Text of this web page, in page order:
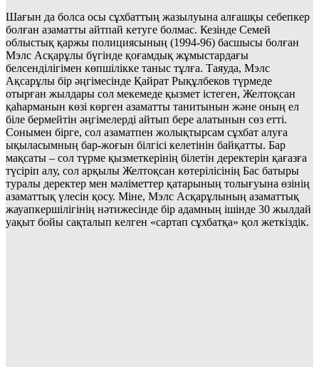
Шағын да болса осы сұхбаттың жазылуына алғашқы себепкер
болған азаматты айтпай кетуге болмас. Кезінде Семей
облыстық қаржы полициясының (1994-96) басшысы болған
Мэлс Асқарұлы бүгінде қоғамдық жұмыстардағы
белсенділігімен көпшілікке таныс тұлға. Таяуда, Мэлс
Ақсарұлы бір әңгімесінде Қайрат Рықұлбеков түрмеде
отырған жылдары сол мекемеде қызмет істеген, Желтоқсан
қаһарманын көзі көрген азаматты танитынын және оның ел
біле бермейтін әңгімелерді айтып бере алатынын сөз етті.
Сонымен бірге, сол азаматпен жолықтырсам сұхбат алуға
ықыласымның бар-жоғын білгісі келетінін байқатты. Бар
мақсаты – сол түрме қызметкерінің білетін деректерін қағазға
түсіріп алу, сол арқылы Желтоқсан көтерілісінің Бас батыры
туралы деректер мен мәліметтер қатарының толығуына өзінің
азаматтық үлесін қосу. Міне, Мэлс Асқарұлының азаматтық
жауапкершілігінің нәтижесінде бір адамның ішінде 30 жылдай
уақыт бойы сақталып келген «сартап сұхбатқа» қол жеткіздік.